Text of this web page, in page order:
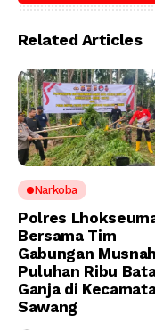
Related Articles
Narkoba
Polres
Bersama Tim
Gabungan
Puluhan Ribu
Ganja di
Sawang